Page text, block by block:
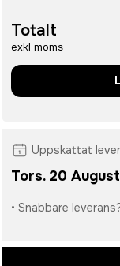
Totalt
exkl moms
Uppskattat
Tors. 20
• Snabbare